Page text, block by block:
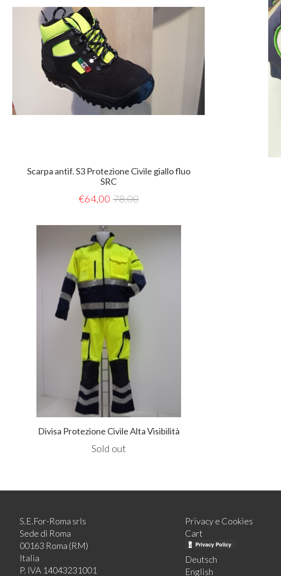
Scarpa antif. S3 Protezione Civile giallo fluo
SRC
€64,00 78,00
Divisa Protezione Civile Alta Visibilità
Sold out
S.E.For-Roma srls
Sede di Roma
00163 Roma (RM)
Italia
P. IVA 14043231001
Privacy e Cookies
Cart
Deutsch
English